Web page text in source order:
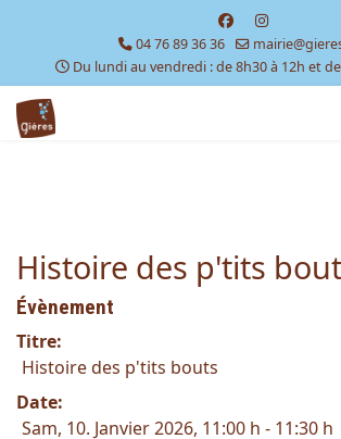
04 76 89 36 36
Du lundi au vendredi : de 8h30 à 12h et
Histoire des p'tits
Évènement
Titre:
Histoire des p'tits bouts
Date:
Sam, 10. Janvier 2026, 11:00 h - 11:30 h